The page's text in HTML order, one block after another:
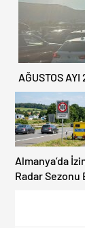
AĞUSTOS
Almanya’da
Radar Sezonu
Denetimi